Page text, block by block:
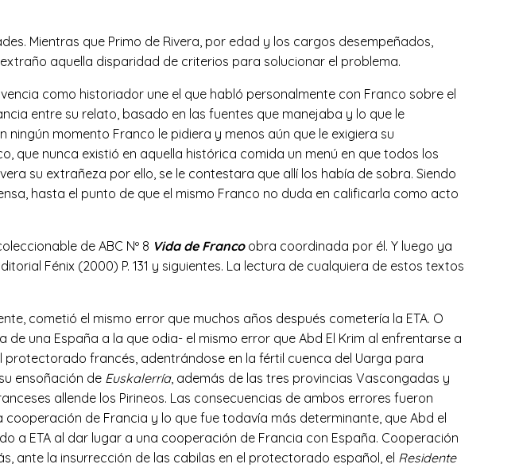
Mientras que Primo de Rivera, por edad y los cargos desempeñados,
aquella disparidad de criterios para solucionar el problema.
como historiador une el que habló personalmente con Franco sobre el
entre su relato, basado en las fuentes que manejaba y lo que le
momento Franco le pidiera y menos aún que le exigiera su
nunca existió en aquella histórica comida un menú en que todos los
su extrañeza por ello, se le contestara que allí los había de sobra. Siendo
hasta el punto de que el mismo Franco no duda en calificarla como acto
de ABC Nº 8 Vida de Franco obra coordinada por él. Y luego ya
Fénix (2000) P. 131 y siguientes. La lectura de cualquiera de estos textos
cometió el mismo error que muchos años después cometería la ETA. O
una España a la que odia- el mismo error que Abd El Krim al enfrentarse a
protectorado francés, adentrándose en la fértil cuenca del Uarga para
ensoñación de Euskalerría, además de las tres provincias Vascongadas y
allende los Pirineos. Las consecuencias de ambos errores fueron
de Francia y lo que fue todavía más determinante, que Abd el
a ETA al dar lugar a una cooperación de Francia con España. Cooperación
ante la insurrección de las cabilas en el protectorado español, el Residente